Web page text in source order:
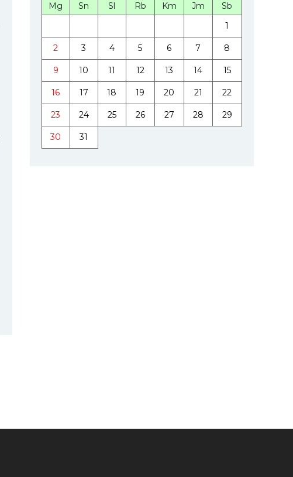
Mg Sn Sl Rb Km Jm
Sb
1
2 3 4 5 6 7 8
9 10 11 12 13 14 15
16 17 18 19 20 21 22
23 24 25 26 27 28 29
30 31